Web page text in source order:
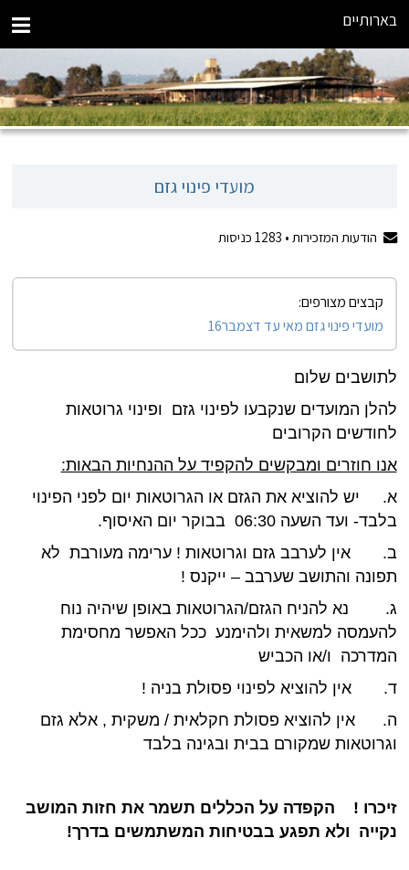
בארותיים
מועדי פינוי גזם
הודעות המזכירות • 1283כניסות
קבצים מצורפים:
מועדי פינוי גזם מאי עד דצמבר16
לתושבים שלום
להלן המועדים שנקבעו לפינוי גזם ופינוי גרוטאות
לחודשים הקרובים
אנו חוזרים ומבקשים להקפיד על ההנחיות הבאות:
א.
יש להוציא את הגזם או הגרוטאות יום לפני הפינוי
בלבד- ועד השעה 06:30 בבוקר יום האיסוף.
ב.
אין לערבב גזם וגרוטאות ! ערימה מעורבת לא
תפונה והתושב שערבב – ייקנס !
ג.
נא להניח הגזם/הגרוטאות באופן שיהיה נוח
להעמסה למשאית ולהימנע ככל האפשר מחסימת
המדרכה ו/או הכביש
ד.
אין להוציא לפינוי פסולת בניה !
ה.
אין להוציא פסולת חקלאית / משקית , אלא גזם
וגרוטאות שמקורם בבית ובגינה בלבד
זיכרו ! הקפדה על הכללים תשמר את חזות המושב
נקייה ולא תפגע בבטיחות המשתמשים בדרך!